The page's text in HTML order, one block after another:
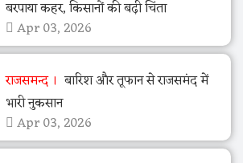
बरपाया कहर, किसानों की बढ़ी चिंता
Apr 03, 2026
राजसमन्द
बारिश और तूफान से राजसमंद में
भारी नुकसान
Apr 03, 2026